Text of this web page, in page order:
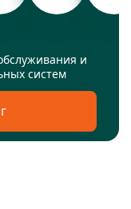
и
систем